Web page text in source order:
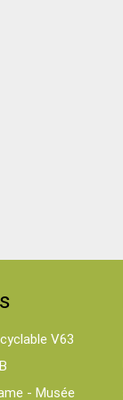
V63
- Musée